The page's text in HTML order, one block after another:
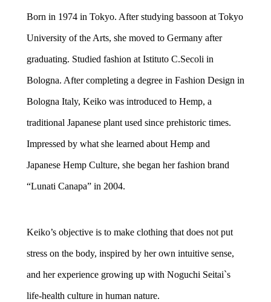
Born in 1974 in Tokyo. After studying bassoon at Tokyo
University of the Arts, she moved to Germany after
graduating. Studied fashion at Istituto C.Secoli in
Bologna. After completing a degree in Fashion Design in
Bologna Italy, Keiko was introduced to Hemp, a
traditional Japanese plant used since prehistoric times.
Impressed by what she learned about Hemp and
Japanese Hemp Culture, she began her fashion brand
“Lunati Canapa” in 2004.
Keiko’s objective is to make clothing that does not put
stress on the body, inspired by her own intuitive sense,
and her experience growing up with Noguchi Seitai`s
life-health culture in human nature.